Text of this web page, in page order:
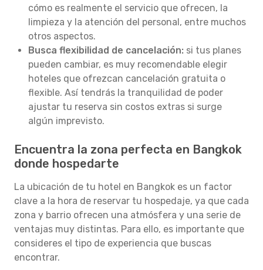
cómo es realmente el servicio que ofrecen, la
limpieza y la atención del personal, entre muchos
otros aspectos.
Busca flexibilidad de cancelación: si tus planes
pueden cambiar, es muy recomendable elegir
hoteles que ofrezcan cancelación gratuita o
flexible. Así tendrás la tranquilidad de poder
ajustar tu reserva sin costos extras si surge
algún imprevisto.
Encuentra la zona perfecta en Bangkok
donde hospedarte
La ubicación de tu hotel en Bangkok es un factor
clave a la hora de reservar tu hospedaje, ya que cada
zona y barrio ofrecen una atmósfera y una serie de
ventajas muy distintas. Para ello, es importante que
consideres el tipo de experiencia que buscas
encontrar.